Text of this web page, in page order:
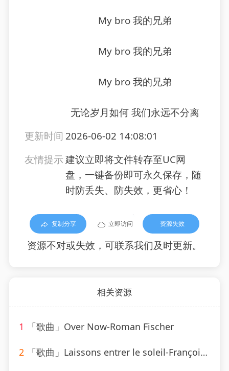
My bro 我的兄弟
My bro 我的兄弟
My bro 我的兄弟
无论岁月如何 我们永远不分离
更新时间 2026-06-02 14:08:01
友情提示建议立即将文件转存至UC网
盘，一键备份即可永久保存，随
时防丢失、防失效，更省心！
复制分享 立即访问 资源失效
资源不对或失效，可联系我们及时更新。
相关资源
1 「歌曲」Over Now-Roman Fischer
2 「歌曲」Laissons entrer le soleil-François & The New Frenchies